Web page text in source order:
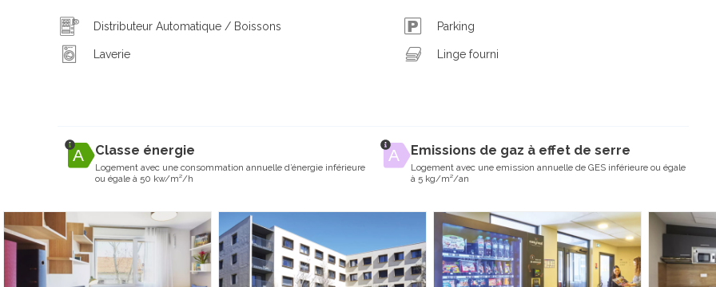
Distributeur Automatique / Boissons
Laverie
Parking
Linge fourni
Classe énergie
Logement avec une consommation annuelle d’énergie inférieure
ou égale à 50 kw/m²/h
Emissions de gaz à effet de serre
Logement avec une emission annuelle de GES inférieure ou égale
à 5 kg/m²/an